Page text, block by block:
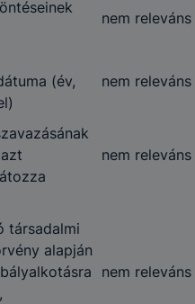
nem releváns
(év,
nem releváns
nem releváns
társadalmi
alapján
nem releváns